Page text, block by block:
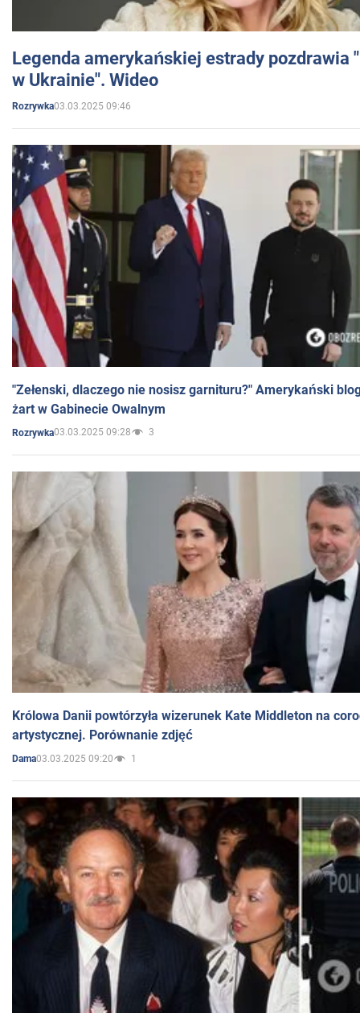
Legenda amerykańskiej estrady pozdrawia
w Ukrainie". Wideo
Rozrywka03.03.2025 09:46
"Zełenski, dlaczego nie nosisz garnituru?" Amerykański
żart w Gabinecie Owalnym
Rozrywka03.03.2025 09:28 3
Królowa Danii powtórzyła wizerunek Kate Middleton na
artystycznej. Porównanie zdjęć
Dama03.03.2025 09:20 1